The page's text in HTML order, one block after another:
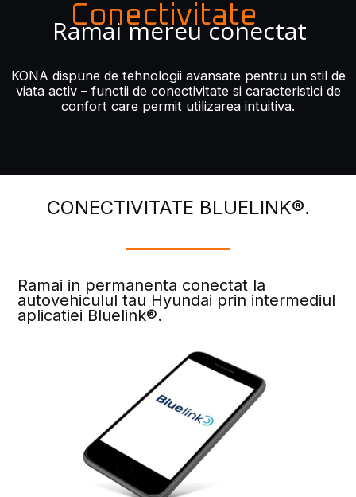
Conectivitate
Ramai mereu conectat
KONA dispune de tehnologii avansate pentru un stil de
viata activ – functii de conectivitate si caracteristici de
confort care permit utilizarea intuitiva.
CONECTIVITATE BLUELINK®.
Ramai in permanenta conectat la
autovehiculul tau Hyundai prin intermediul
aplicatiei Bluelink®.